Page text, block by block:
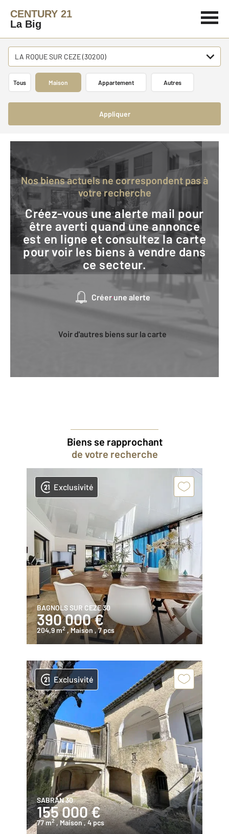
CENTURY 21
La Big
LA ROQUE SUR CEZE (30200)
Tous Maison Appartement Autres
Appliquer
Nos biens actuels ne correspondent pas à
votre recherche
Créez-vous une alerte mail pour
être averti quand une annonce
est en ligne et consultez la carte
pour voir les biens à vendre dans
ce secteur.
Créer une alerte
Voir d'autres biens sur la carte
Biens se rapprochant
de votre recherche
Exclusivité
BAGNOLS SUR CEZE 30
390 000 €
204,9 m2 , Maison , 7 pcs
Exclusivité
SABRAN 30
155 000 €
77 m2 , Maison, 4 pcs